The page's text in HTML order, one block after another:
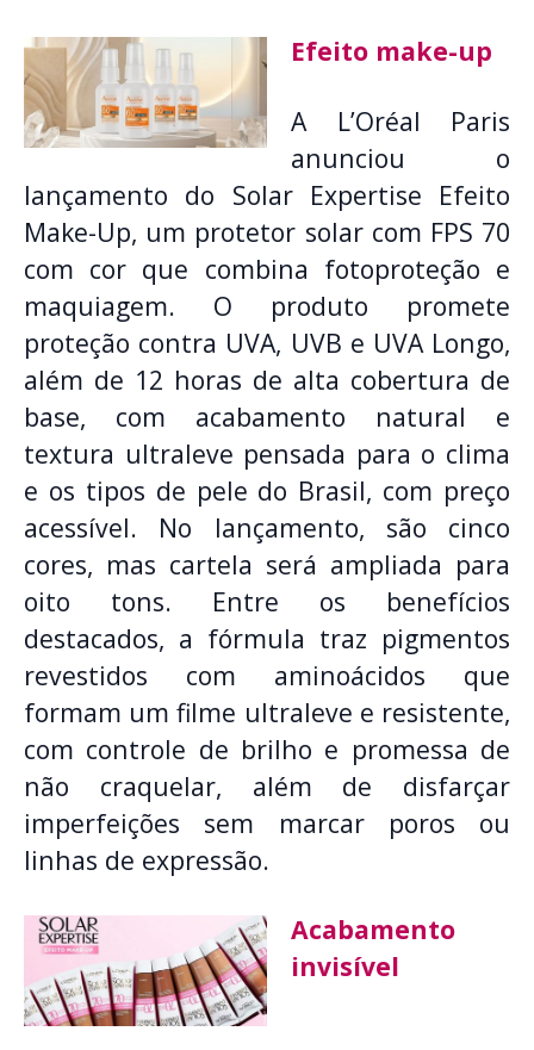
Efeito make-up
A L’Oréal Paris
anunciou o
lançamento do Solar Expertise Efeito
Make-Up, um protetor solar com FPS 70
com cor que combina fotoproteção e
maquiagem. O produto promete
proteção contra UVA, UVB e UVA Longo,
além de 12 horas de alta cobertura de
base, com acabamento natural e
textura ultraleve pensada para o clima
e os tipos de pele do Brasil, com preço
acessível. No lançamento, são cinco
cores, mas cartela será ampliada para
oito tons. Entre os benefícios
destacados, a fórmula traz pigmentos
revestidos com aminoácidos que
formam um filme ultraleve e resistente,
com controle de brilho e promessa de
não craquelar, além de disfarçar
imperfeições sem marcar poros ou
linhas de expressão.
Acabamento
invisível